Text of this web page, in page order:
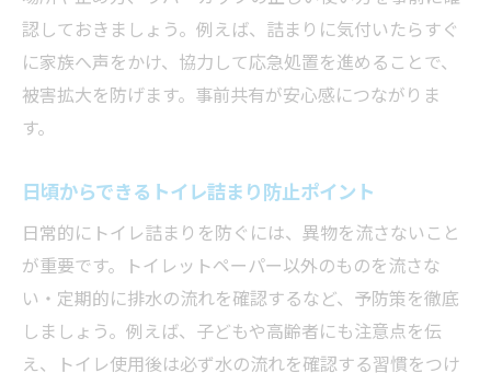
認しておきましょう。例えば、詰まりに気付いたらすぐ
に家族へ声をかけ、協力して応急処置を進めることで、
被害拡大を防げます。事前共有が安心感につながりま
す。
日頃からできるトイレ詰まり防止ポイント
日常的にトイレ詰まりを防ぐには、異物を流さないこと
が重要です。トイレットペーパー以外のものを流さな
い・定期的に排水の流れを確認するなど、予防策を徹底
しましょう。例えば、子どもや高齢者にも注意点を伝
え、トイレ使用後は必ず水の流れを確認する習慣をつけ